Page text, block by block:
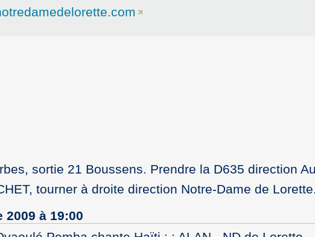
sortie 21 Boussens. Prendre la D635 direction
tourner à droite direction Notre-Dame de Lorette.
2009 à 19:00